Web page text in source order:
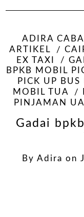
ADIRA
ARTIKEL
EX TAXI
BPKB MOBIL
PICK UP BUS
MOBIL TUA
PINJAMAN
Gadai
By Adira on